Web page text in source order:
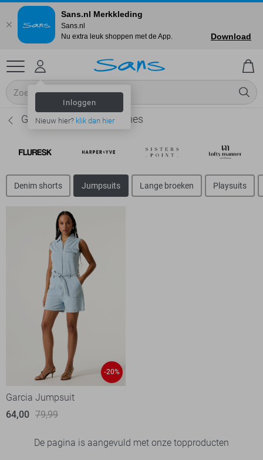
Inloggen
Nieuw hier? klik dan hier
Garcia Jumpsuits - Dames
Denim shorts Jumpsuits Lange broeken Playsuits
-20%
Garcia Jumpsuit
64,00 79,99
De pagina is aangevuld met onze topproducten
Sans.nl Merkkleding
Sans.nl
Nu extra leuk shoppen met de App.
Download